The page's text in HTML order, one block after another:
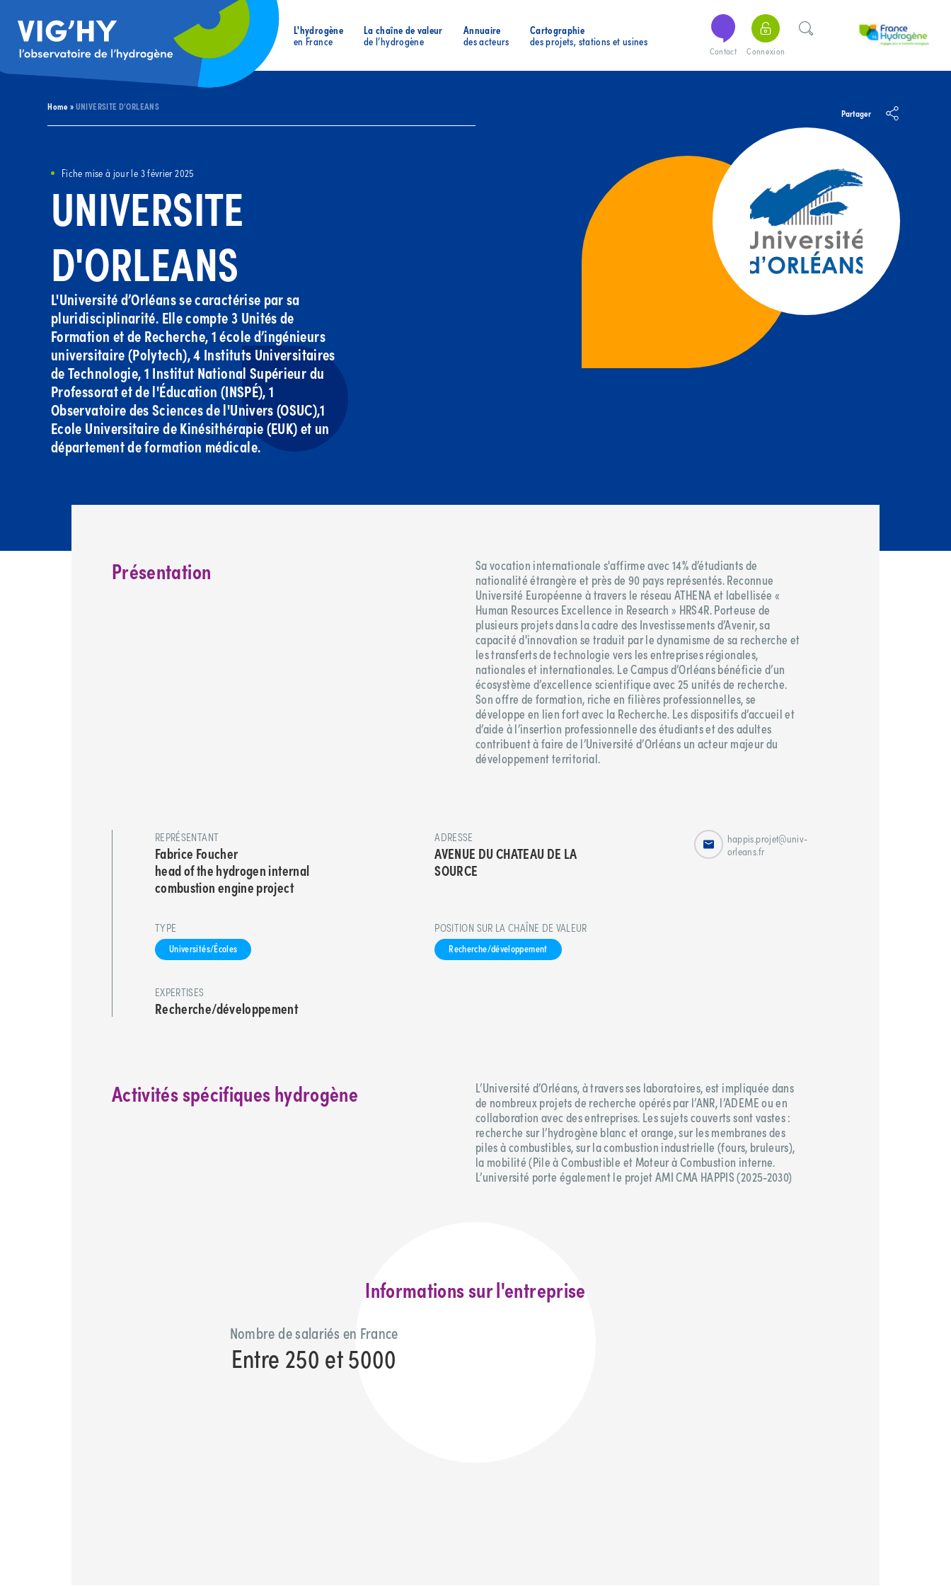
L'hydrogène
en France
La chaîne de valeur
de l’hydrogène
Annuaire
des acteurs
Cartographie
des projets, stations et usines
Contact Connexion
Home»UNIVERSITE D’ORLEANS
Partager
Fiche mise à jour le 3 février 2025
UNIVERSITE
D'ORLEANS
L'Université d’Orléans se caractérise par sa
pluridisciplinarité. Elle compte 3 Unités de
Formation et de Recherche, 1 école d’ingénieurs
universitaire (Polytech), 4 Instituts Universitaires
de Technologie, 1 Institut National Supérieur du
Professorat et de l'Éducation (INSPÉ), 1
Observatoire des Sciences de l'Univers (OSUC),1
Ecole Universitaire de Kinésithérapie (EUK) et un
département de formation médicale.
Présentation
Sa vocation internationale s'affirme avec 14% d’étudiants de
nationalité étrangère et près de 90 pays représentés. Reconnue
Université Européenne à travers le réseau ATHENA et labellisée «
Human Resources Excellence in Research » HRS4R. Porteuse de
plusieurs projets dans la cadre des Investissements d’Avenir, sa
capacité d'innovation se traduit par le dynamisme de sa recherche et
les transferts de technologie vers les entreprises régionales,
nationales et internationales. Le Campus d’Orléans bénéficie d’un
écosystème d’excellence scientifique avec 25 unités de recherche.
Son offre de formation, riche en filières professionnelles, se
développe en lien fort avec la Recherche. Les dispositifs d’accueil et
d’aide à l’insertion professionnelle des étudiants et des adultes
contribuent à faire de l’Université d’Orléans un acteur majeur du
développement territorial.
REPRÉSENTANT
Fabrice Foucher
head of the hydrogen internal
combustion engine project
ADRESSE
AVENUE DU CHATEAU DE LA
SOURCE
TYPE
Universités/Écoles
POSITION SUR LA CHAÎNE DE VALEUR
Recherche/développement
EXPERTISES
Recherche/développement
happis.projet@univ-
orleans.fr
Activités spécifiques hydrogène
L’Université d’Orléans, à travers ses laboratoires, est impliquée dans
de nombreux projets de recherche opérés par l’ANR, l’ADEME ou en
collaboration avec des entreprises. Les sujets couverts sont vastes :
recherche sur l’hydrogène blanc et orange, sur les membranes des
piles à combustibles, sur la combustion industrielle (fours, bruleurs),
la mobilité (Pile à Combustible et Moteur à Combustion interne.
L’université porte également le projet AMI CMA HAPPIS (2025-2030)
Informations sur l'entreprise
Nombre de salariés en France
Entre 250 et 5000